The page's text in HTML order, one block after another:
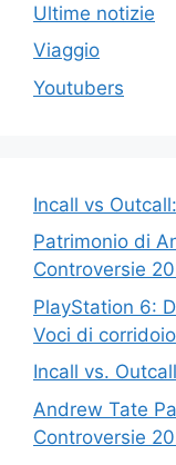
Ultime notizie
Viaggio
Youtubers
Incall vs
Patrimonio di
Controversie
PlayStation 6:
Voci di corridoio
Incall vs.
Andrew Tate
Controversie